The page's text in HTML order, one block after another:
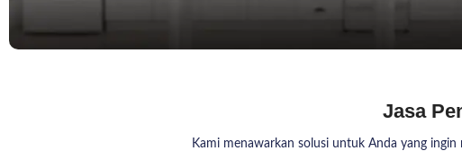
Jasa
Kami menawarkan solusi untuk Anda yang